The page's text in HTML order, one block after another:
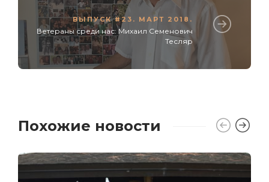
ВЫПУСК #23. МАРТ 2018.
Ветераны среди нас: Михаил Семенович
Тесляр
Похожие новости